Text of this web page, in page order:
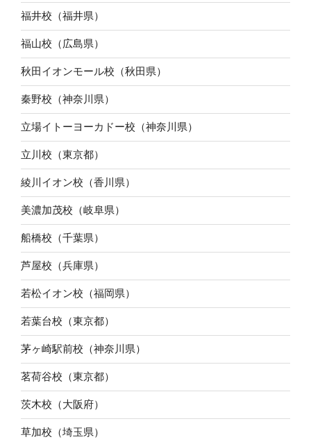
福井校（福井県）
福山校（広島県）
秋田イオンモール校（秋田県）
秦野校（神奈川県）
立場イトーヨーカドー校（神奈川県）
立川校（東京都）
綾川イオン校（香川県）
美濃加茂校（岐阜県）
船橋校（千葉県）
芦屋校（兵庫県）
若松イオン校（福岡県）
若葉台校（東京都）
茅ヶ崎駅前校（神奈川県）
茗荷谷校（東京都）
茨木校（大阪府）
草加校（埼玉県）